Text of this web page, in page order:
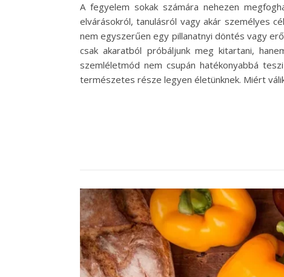
A fegyelem sokak számára nehezen
elvárásokról, tanulásról vagy akár személyes
nem egyszerűen egy pillanatnyi döntés vagy
csak akaratból próbáljunk meg kitartani,
szemléletmód nem csupán hatékonyabbá
természetes része legyen életünknek. Miért